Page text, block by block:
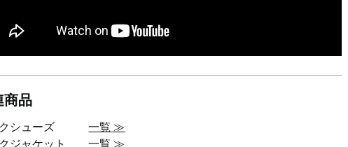
商品
クシューズ一覧 ≫
クジャケット一覧 ≫